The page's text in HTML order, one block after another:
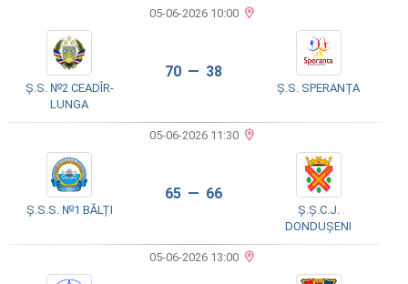
05-06-2026 10:00
Ș.S. №2 CEADÎR-
LUNGA
70 — 38
Ș.S. SPERANȚA
05-06-2026 11:30
Ș.S.S. №1 BĂLȚI
65 — 66
Ș.Ș.C.J.
DONDUȘENI
05-06-2026 13:00